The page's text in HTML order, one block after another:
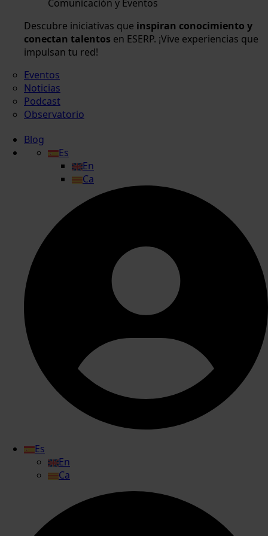
Comunicación y Eventos
Descubre iniciativas que inspiran conocimiento y
conectan talentos en ESERP. ¡Vive experiencias que
impulsan tu red!
Eventos
Noticias
Podcast
Observatorio
Blog
Es
En
Ca
Es
En
Ca